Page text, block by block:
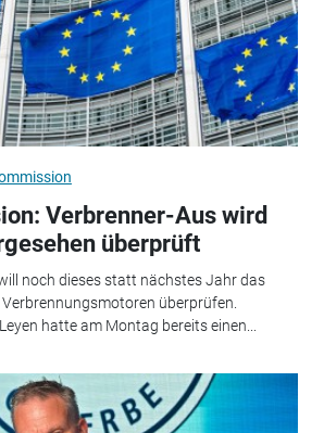
Verbrenner-Aus wird
überprüft
noch dieses statt nächstes Jahr das
überprüfen.
hatte am Montag bereits einen...